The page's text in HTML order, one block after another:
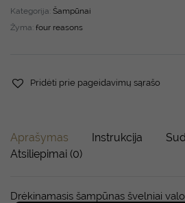
Kategorija: Šampūnai
Žyma: four reasons
Pridėti prie pageidavimų sąrašo
Aprašymas Instrukcija
Atsiliepimai (0)
Drėkinamasis šampūnas švelniai